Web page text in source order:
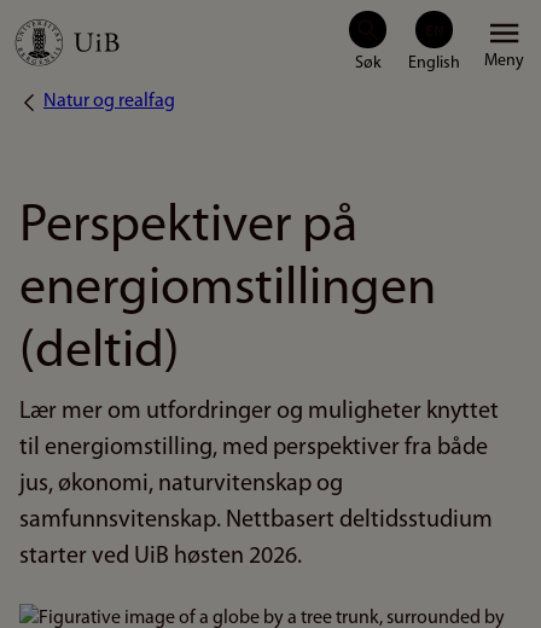
Hopp
hovedinnhold
Meny
Navigasjonssti
Natur og realfag
Perspektiver på
energiomstillingen
(deltid)
Lær mer om utfordringer og muligheter knyttet
til energiomstilling, med perspektiver fra både
jus, økonomi, naturvitenskap og
samfunnsvitenskap. Nettbasert deltidsstudium
starter ved UiB høsten 2026.
Bilde